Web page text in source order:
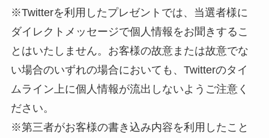
※Twitterを利用したプレゼントでは、当選者様に
ダイレクトメッセージで個人情報をお聞きするこ
とはいたしません。お客様の故意または故意でな
い場合のいずれの場合においても、Twitterのタイ
ムライン上に個人情報が流出しないようご注意く
ださい。
※第三者がお客様の書き込み内容を利用したこと